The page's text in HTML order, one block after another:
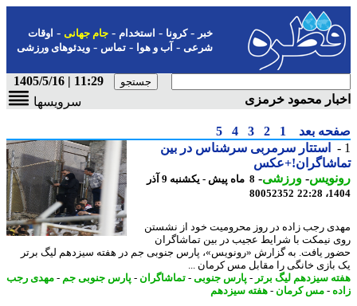
-کرونا-استخدام- جام جهانی-اوقات
شرعی-آب و هوا-تماس-ویدئوهای ورزشی
11:29 | 1405/5/16
محمود خرمزی
سرویسها
بعد 1
2
3
4
5
استتار سرمربی سرشناس در بین
-ورزشی-
8 ماه پیش - یکشنبه 9 آذر
80052352
رجب زاده در روز محرومیت خود از نشستن
نیمکت با شرایط عجیب در بین تماشاگران
یافت. به گزارش «رونویس»، پارس جنوبی جم در هفته سیزدهم لیگ برتر
خانگی را مقابل مس کرمان ...
سیزدهم لیگ برتر - پارس جنوبی-تماشاگران- پارس جنوبی جم -مهدی رجب
- مس کرمان -هفته سیزدهم